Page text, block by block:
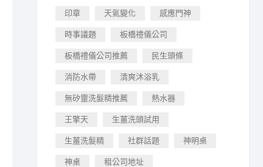
印章 天氣變化 感應門神
時事議題 板橋禮儀公司
板橋禮儀公司推薦 民生頭條
消防水帶 清爽沐浴乳
無矽靈洗髮精推薦 熱水器
王擎天 生薑洗頭試用
生薑洗髮精 社群話題 神明桌
神桌 租公司地址